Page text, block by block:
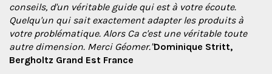
conseils, d'un véritable guide qui est à votre écoute.
Quelqu'un qui sait exactement adapter les produits à
votre problématique. Alors Ca c'est une véritable toute
autre dimension. Merci Géomer."Dominique Stritt,
Bergholtz Grand Est France